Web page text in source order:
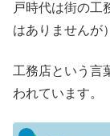
戸時代は街の工
はありませんが）
工務店という言
われています。